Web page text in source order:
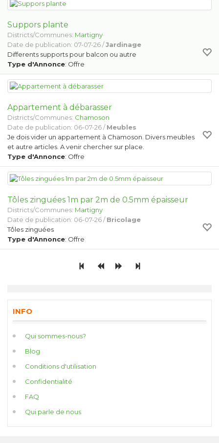
Suppors plante
Districts/Communes: Martigny
Date de publication: 07-07-26 /Jardinage
Differents supports pour balcon ou autre
Type d'Annonce: Offre
Appartement à débarasser
Districts/Communes: Chamoson
Date de publication: 06-07-26 /Meubles
Je dois vider un appartement à Chamoson. Divers meubles
et autre articles. A venir chercher sur place.
Type d'Annonce: Offre
Tôles zinguées 1m par 2m de 0.5mm épaisseur
Districts/Communes: Martigny
Date de publication: 06-07-26 /Bricolage
Tôles zinguées
Type d'Annonce: Offre
INFO
Qui sommes-nous?
Blog
Conditions d'utilisation
Confidentialité
FAQ
Qui parle de nous